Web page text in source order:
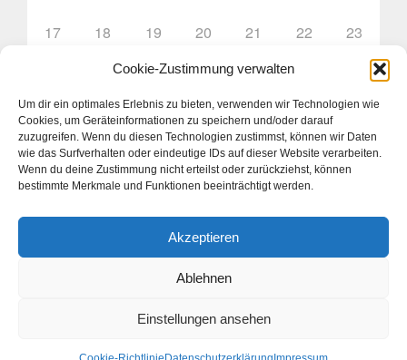
Cookie-Zustimmung verwalten
Um dir ein optimales Erlebnis zu bieten, verwenden wir Technologien wie
Cookies, um Geräteinformationen zu speichern und/oder darauf
zuzugreifen. Wenn du diesen Technologien zustimmst, können wir Daten
wie das Surfverhalten oder eindeutige IDs auf dieser Website verarbeiten.
Wenn du deine Zustimmung nicht erteilst oder zurückziehst, können
bestimmte Merkmale und Funktionen beeinträchtigt werden.
Akzeptieren
Ablehnen
Einstellungen ansehen
17 18 19 20 21 22 23
31 1 2 3 4 5 6
Präsentiert von - Entworfen mit demHueman-Theme